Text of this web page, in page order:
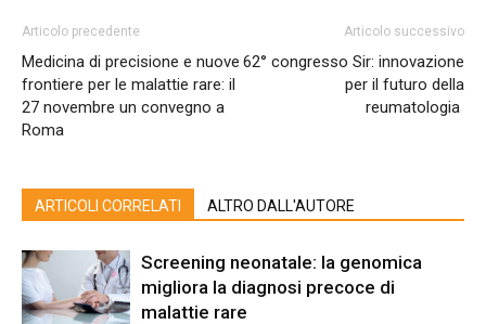
Articolo precedente
Medicina di precisione e nuove
frontiere per le malattie rare: il
27 novembre un convegno a
Roma
Articolo successivo
62° congresso Sir: innovazione
per il futuro della
reumatologia
ARTICOLI CORRELATI ALTRO DALL'AUTORE
Screening neonatale: la genomica
migliora la diagnosi precoce di
malattie rare